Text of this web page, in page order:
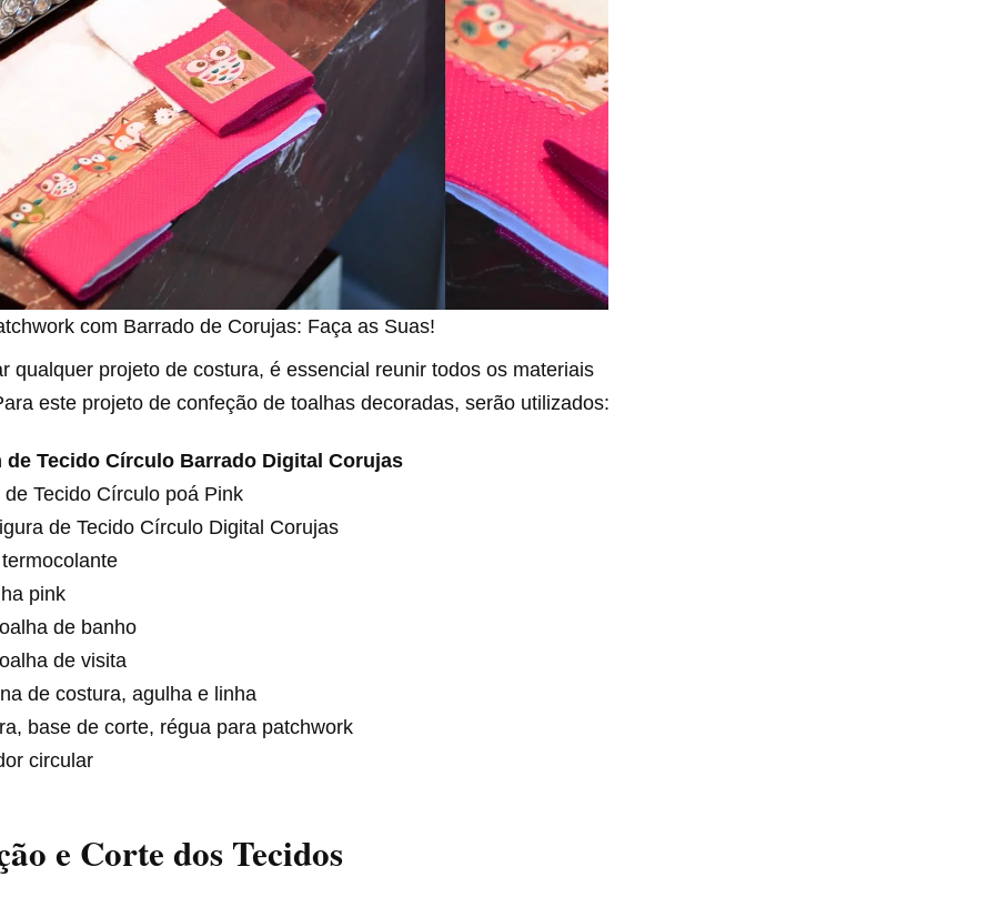
com Barrado de Corujas: Faça as Suas!
qualquer projeto de costura, é essencial reunir todos os materiais
este projeto de confeção de toalhas decoradas, serão utilizados:
de Tecido Círculo Barrado Digital Corujas
de Tecido Círculo poá Pink
de Tecido Círculo Digital Corujas
pink
de banho
de visita
de costura, agulha e linha
base de corte, régua para patchwork
circular
e Corte dos Tecidos